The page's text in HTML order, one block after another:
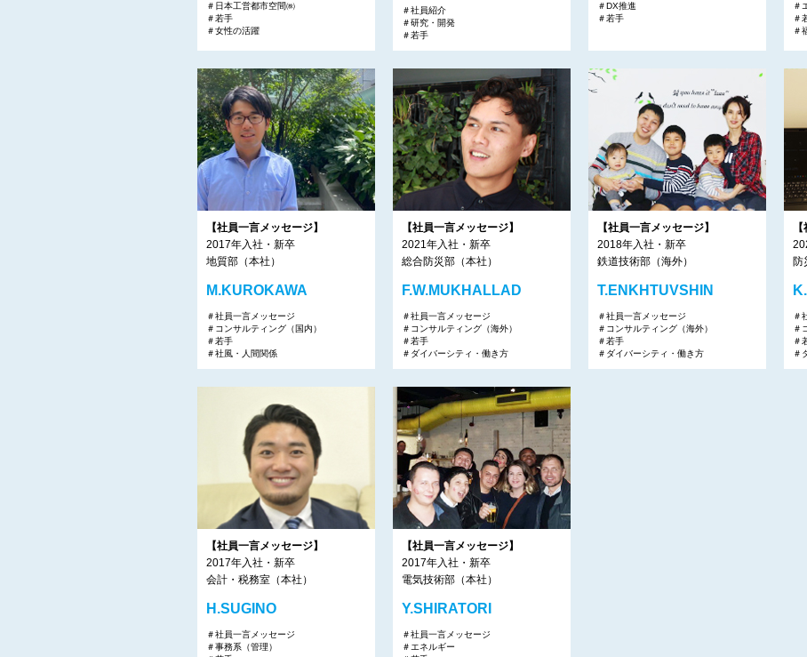
＃日本工営都市空間㈱
＃若手
＃女性の活躍
＃社員紹介
＃研究・開発
＃若手
＃DX推進
＃若手
＃
＃
＃
【社員一言メッセージ】
2017年入社・新卒
地質部（本社）
M.KUROKAWA
＃社員一言メッセージ
＃コンサルティング（国内）
＃若手
＃社風・人間関係
【社員一言メッセージ】
2021年入社・新卒
総合防災部（本社）
F.W.MUKHALLAD
＃社員一言メッセージ
＃コンサルティング（海外）
＃若手
＃ダイバーシティ・働き方
【社員一言メッセージ】
2018年入社・新卒
鉄道技術部（海外）
T.ENKHTUVSHIN
＃社員一言メッセージ
＃コンサルティング（海外）
＃若手
＃ダイバーシティ・働き方
防
＃
＃
＃
＃
【社員一言メッセージ】
2017年入社・新卒
会計・税務室（本社）
H.SUGINO
＃社員一言メッセージ
＃事務系（管理）
【社員一言メッセージ】
2017年入社・新卒
電気技術部（本社）
Y.SHIRATORI
＃社員一言メッセージ
＃エネルギー